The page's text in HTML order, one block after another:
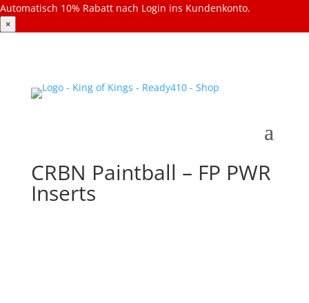
Automatisch 10% Rabatt nach Login ins Kundenkonto.
×
CRBN Paintball – FP PWR
Inserts